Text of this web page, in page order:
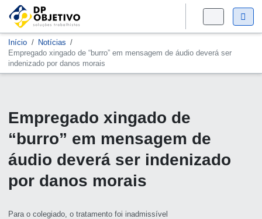
Início
Notícias
Empregado xingado de “burro” em mensagem de áudio deverá ser
indenizado por danos morais
Empregado xingado de
“burro” em mensagem de
áudio deverá ser indenizado
por danos morais
Para o colegiado, o tratamento foi inadmissível